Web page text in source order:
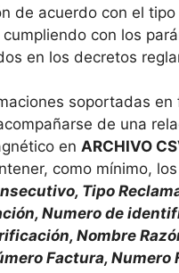
de acuerdo con el
con los
en los decretos
soportadas en
de una
en ARCHIVO
como mínimo,
Tipo
Numero de
Nombre
Factura, Numero